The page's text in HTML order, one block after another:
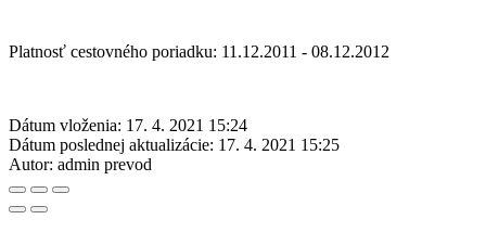
Platnosť cestovného poriadku: 11.12.2011 - 08.12.2012
Dátum vloženia: 17. 4. 2021 15:24
Dátum poslednej aktualizácie: 17. 4. 2021 15:25
Autor: admin prevod